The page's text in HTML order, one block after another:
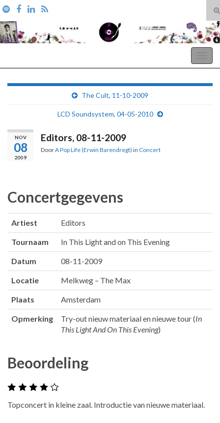
Search for:
The Cult, 11-10-2009
LCD Soundsystem, 04-05-2010
NOV
08
2009
Editors, 08-11-2009
DoorA Pop Life (Erwin Barendregt) in Concert
Concertgegevens
Artiest Editors
Tournaam In This Light and on This Evening
Datum 08-11-2009
Locatie Melkweg – The Max
Plaats Amsterdam
Opmerking Try-out nieuw materiaal en nieuwe tour (In
This Light And On This Evening)
Beoordeling
Topconcert in kleine zaal. Introductie van nieuwe materiaal.